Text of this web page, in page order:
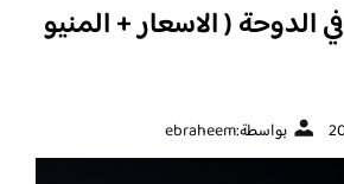
مقهى Voute في الدوحة ( الاسعار + المنيو
بواسطة:ebraheem